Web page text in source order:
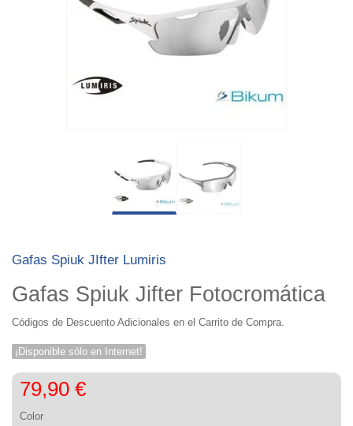
Gafas Spiuk JIfter Lumiris
Gafas Spiuk Jifter Fotocromática
Códigos de Descuento Adicionales en el Carrito de Compra.
¡Disponible sólo en Internet!
79,90 €
Color